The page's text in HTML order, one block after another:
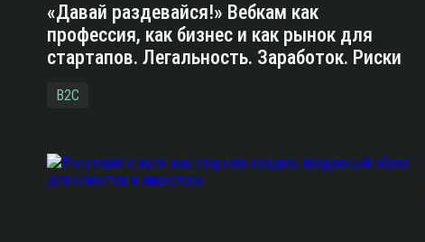
«Давай раздевайся!» Вебкам как
профессия, как бизнес и как рынок для
стартапов. Легальность. Заработок. Риски
B2C